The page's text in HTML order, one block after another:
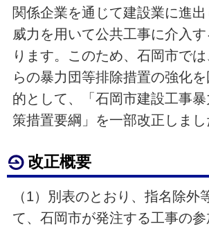
関係企業を通じて建設業に進
威力を用いて公共工事に介入
ります。このため、石岡市で
らの暴力団等排除措置の強化を
的として、「石岡市建設工事
策措置要綱」を一部改正しまし
改正概要
（1）別表のとおり、指名除外
て、石岡市が発注する工事の